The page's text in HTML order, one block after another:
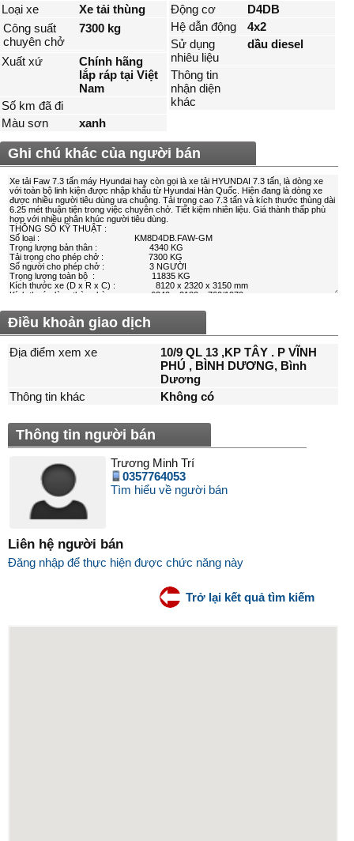
Loại xe
Xe tải thùng
Công suất
chuyên chở
7300 kg
Xuất xứ
Chính hãng
lắp ráp tại Việt
Nam
Số km đã đi
Màu sơn
xanh
Động cơ
D4DB
Hệ dẫn động
4x2
Sử dụng
nhiêu liệu
dầu diesel
Thông tin
nhận diện
khác
Ghi chú khác của người bán
Điều khoản giao dịch
Địa điểm xem xe
10/9 QL 13 ,KP TÂY . P VĨNH
PHÚ , BÌNH DƯƠNG, Bình
Dương
Thông tin khác
Không có
Thông tin người bán
Trương Minh Trí
0357764053
Tìm hiểu về người bán
Liên hệ người bán
Đăng nhập để thực hiện được chức năng này
Trở lại kết quả tìm kiếm